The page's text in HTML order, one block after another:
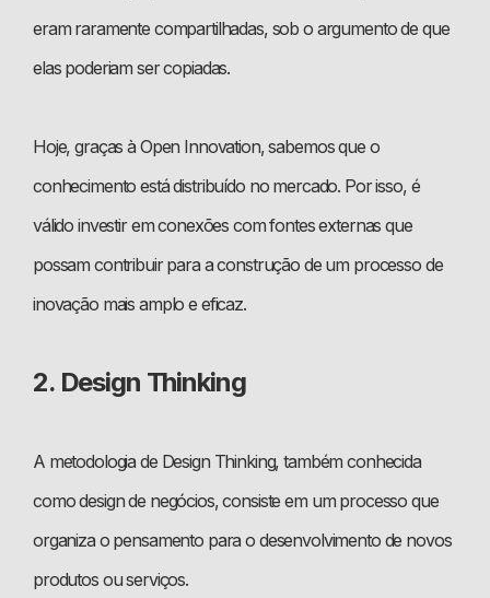
eram raramente compartilhadas, sob o argumento de que
elas poderiam ser copiadas.
Hoje, graças à Open Innovation, sabemos que o
conhecimento está distribuído no mercado. Por isso, é
válido investir em conexões com fontes externas que
possam contribuir para a construção de um processo de
inovação mais amplo e eficaz.
2. Design Thinking
A metodologia de Design Thinking, também conhecida
como design de negócios, consiste em um processo que
organiza o pensamento para o desenvolvimento de novos
produtos ou serviços.